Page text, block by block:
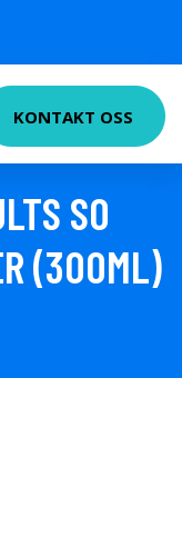
KONTAKT OSS
SO
(300ML)